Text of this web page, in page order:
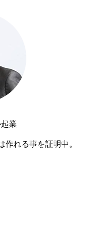
業
れる事を証明中。